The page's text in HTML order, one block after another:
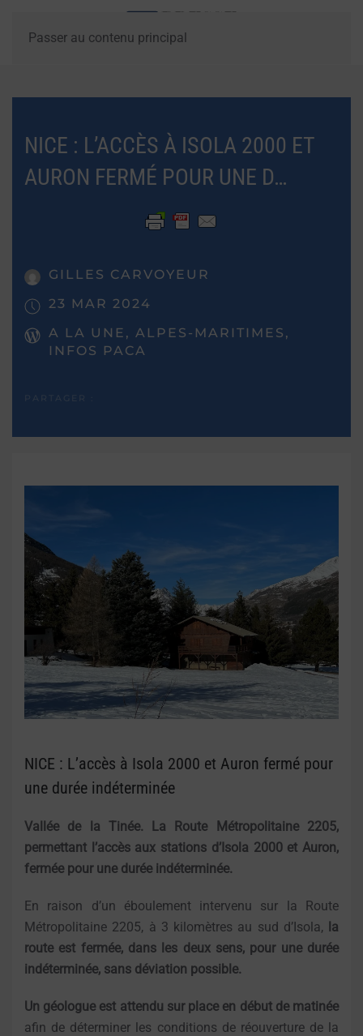
Passer au contenu principal
NICE : L’ACCÈS À ISOLA 2000 ET
AURON FERMÉ POUR UNE D…
GILLES CARVOYEUR
23 MAR 2024
A LA UNE, ALPES-MARITIMES,
INFOS PACA
NICE : L’accès à Isola 2000 et Auron fermé pour
une durée indéterminée
Vallée de la Tinée.
La Route Métropolitaine 2205,
permettant l’accès aux stations d’Isola 2000 et Auron,
fermée pour une durée indéterminée.
En raison d’un éboulement intervenu sur la Route
Métropolitaine 2205, à 3 kilomètres au sud d’Isola,
la
route est fermée, dans les deux sens, pour une durée
indéterminée, sans déviation possible.
Un géologue est attendu sur place en début de matinée
afin de déterminer les conditions de réouverture de la